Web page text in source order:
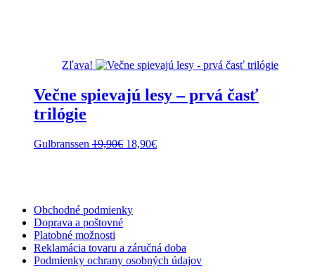
Zľava!
Večne spievajú lesy – prvá časť
trilógie
Gulbranssen 19,90€ Pôvodná
18,90€Aktuálna
Obchodné podmienky
Doprava a poštovné
Platobné možnosti
Reklamácia tovaru a záručná doba
Podmienky ochrany osobných údajov